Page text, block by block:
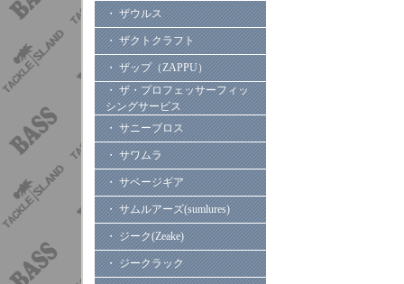
・ ザウルス
・ ザクトクラフト
・ ザップ（ZAPPU）
・ ザ・プロフェッサーフィッ
シングサービス
・ サニーブロス
・ サワムラ
・ サベージギア
・ サムルアーズ(sumlures)
・ ジーク(Zeake)
・ ジークラック